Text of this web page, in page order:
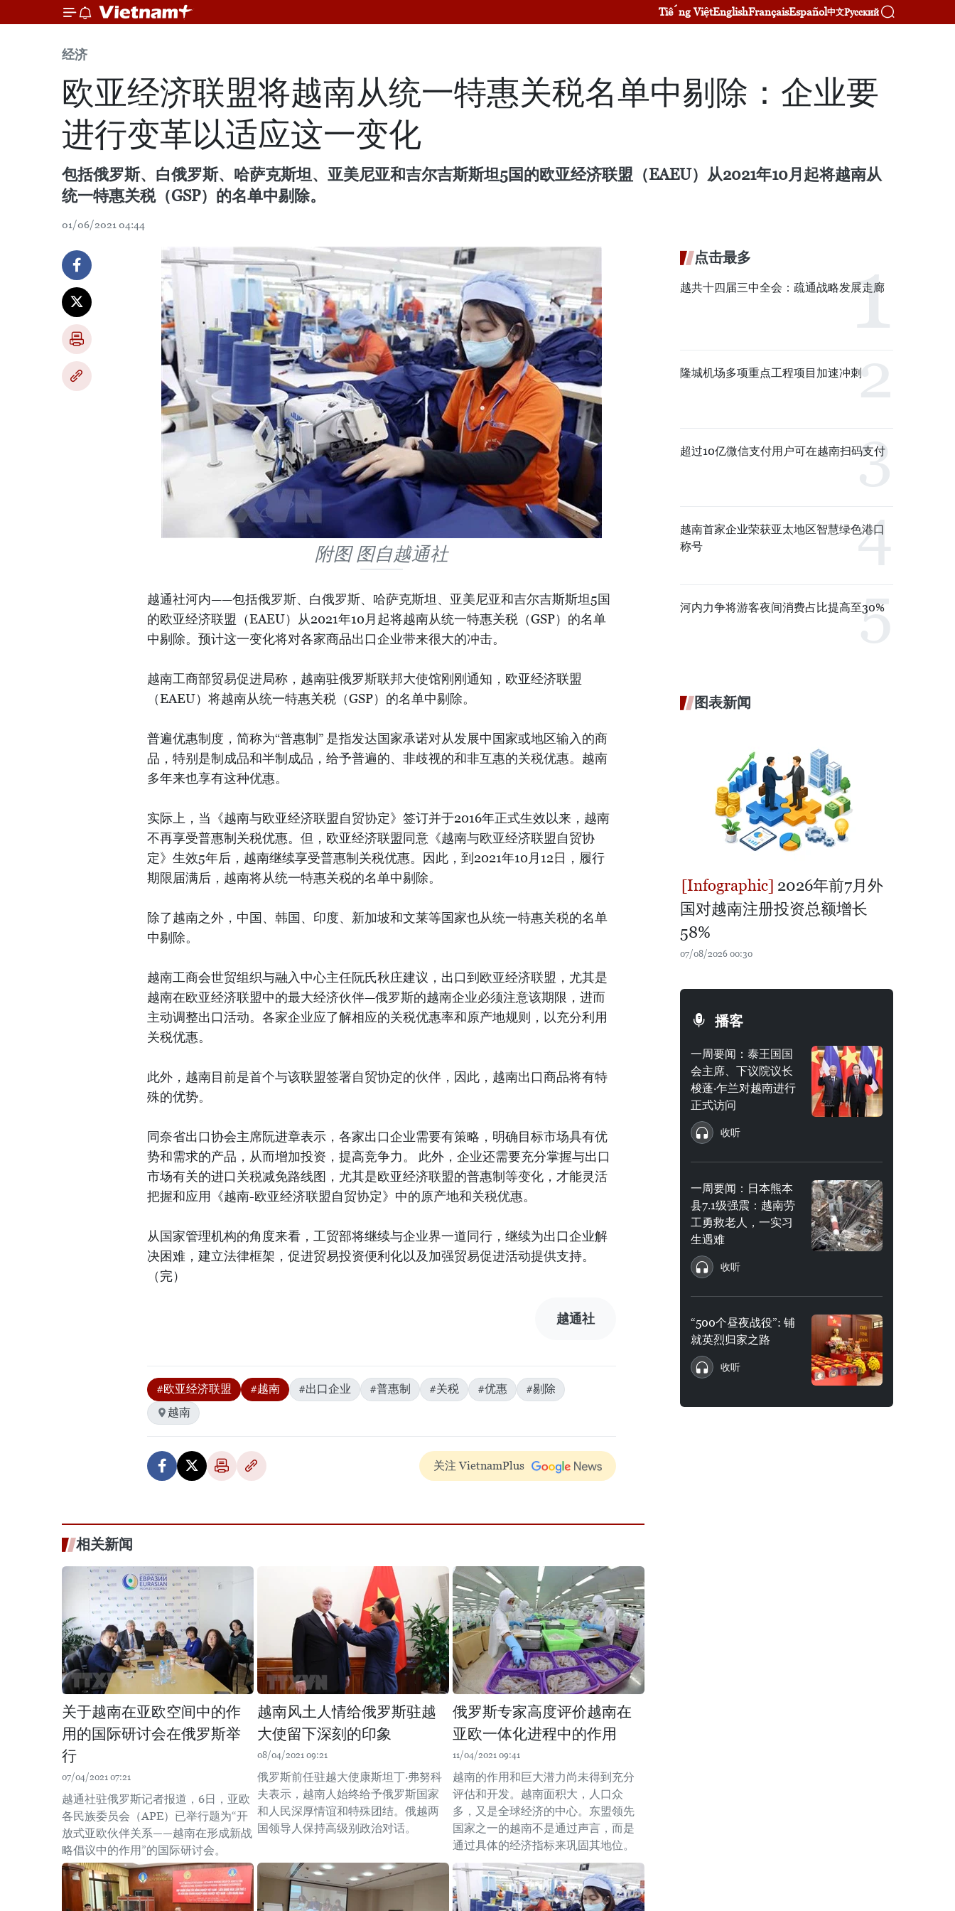
Tiếng ViệtEnglishFrançaisEspañol中文Русский
经济
欧亚经济联盟将越南从统一特惠关税名单中剔除：企业要
进行变革以适应这一变化
包括俄罗斯、白俄罗斯、哈萨克斯坦、亚美尼亚和吉尔吉斯斯坦5国的欧亚经济联盟（EAEU）从2021年10月起将越南从
统一特惠关税（GSP）的名单中剔除。
01/06/2021 04:44
附图 图自越通社
越通社河内——包括俄罗斯、白俄罗斯、哈萨克斯坦、亚美尼亚和吉尔吉斯斯坦5国
的欧亚经济联盟（EAEU）从2021年10月起将越南从统一特惠关税（GSP）的名单
中剔除。预计这一变化将对各家商品出口企业带来很大的冲击。
越南工商部贸易促进局称，越南驻俄罗斯联邦大使馆刚刚通知，欧亚经济联盟
（EAEU）将越南从统一特惠关税（GSP）的名单中剔除。
普遍优惠制度，简称为“普惠制” 是指发达国家承诺对从发展中国家或地区输入的商
品，特别是制成品和半制成品，给予普遍的、非歧视的和非互惠的关税优惠。越南
多年来也享有这种优惠。
实际上，当《越南与欧亚经济联盟自贸协定》签订并于2016年正式生效以来，越南
不再享受普惠制关税优惠。但，欧亚经济联盟同意《越南与欧亚经济联盟自贸协
定》生效5年后，越南继续享受普惠制关税优惠。因此，到2021年10月12日，履行
期限届满后，越南将从统一特惠关税的名单中剔除。
除了越南之外，中国、韩国、印度、新加坡和文莱等国家也从统一特惠关税的名单
中剔除。
越南工商会世贸组织与融入中心主任阮氏秋庄建议，出口到欧亚经济联盟，尤其是
越南在欧亚经济联盟中的最大经济伙伴—俄罗斯的越南企业必须注意该期限，进而
主动调整出口活动。各家企业应了解相应的关税优惠率和原产地规则，以充分利用
关税优惠。
此外，越南目前是首个与该联盟签署自贸协定的伙伴，因此，越南出口商品将有特
殊的优势。
同奈省出口协会主席阮进章表示，各家出口企业需要有策略，明确目标市场具有优
势和需求的产品，从而增加投资，提高竞争力。 此外，企业还需要充分掌握与出口
市场有关的进口关税减免路线图，尤其是欧亚经济联盟的普惠制等变化，才能灵活
把握和应用《越南-欧亚经济联盟自贸协定》中的原产地和关税优惠。
从国家管理机构的角度来看，工贸部将继续与企业界一道同行，继续为出口企业解
决困难，建立法律框架，促进贸易投资便利化以及加强贸易促进活动提供支持。
（完）
越通社
#欧亚经济联盟 #越南 #出口企业 #普惠制 #关税 #优惠
#剔除
越南
关注 VietnamPlus
相关新闻
关于越南在亚欧空间中的作
用的国际研讨会在俄罗斯举
行
07/04/2021 07:21
越通社驻俄罗斯记者报道，6日，亚欧
各民族委员会（APE）已举行题为“开
放式亚欧伙伴关系——越南在形成新战
略倡议中的作用”的国际研讨会。
越南风土人情给俄罗斯驻越
大使留下深刻的印象
08/04/2021 09:21
俄罗斯前任驻越大使康斯坦丁·弗努科
夫表示，越南人始终给予俄罗斯国家
和人民深厚情谊和特殊团结。俄越两
国领导人保持高级别政治对话。
俄罗斯专家高度评价越南在
亚欧一体化进程中的作用
11/04/2021 09:41
越南的作用和巨大潜力尚未得到充分
评估和开发。越南面积大，人口众
多，又是全球经济的中心。东盟领先
国家之一的越南不是通过声言，而是
通过具体的经济指标来巩固其地位。
点击最多
越共十四届三中全会：疏通战略发展走廊
隆城机场多项重点工程项目加速冲刺
超过10亿微信支付用户可在越南扫码支付
越南首家企业荣获亚太地区智慧绿色港口
称号
河内力争将游客夜间消费占比提高至30%
图表新闻
2026年前7月外
国对越南注册投资总额增长
58%
07/08/2026 00:30
播客
一周要闻：泰王国国
会主席、下议院议长
梭蓬·乍兰对越南进行
正式访问
收听
一周要闻：日本熊本
县7.1级强震：越南劳
工勇救老人，一实习
生遇难
收听
“500个昼夜战役”: 铺
就英烈归家之路
收听